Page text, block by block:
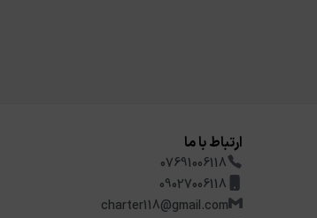
ارتباط با ما
07691006118
09027006118
charter118@gmail.com